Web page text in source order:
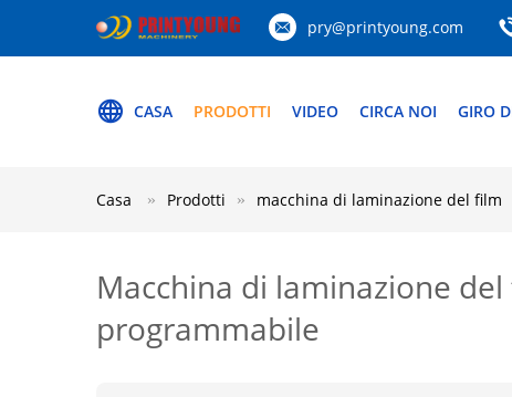
pry@printyoung.com
CASA PRODOTTI VIDEO CIRCA NOI GIRO
Casa Prodotti macchina di laminazione del film
Macchina di laminazione
programmabile